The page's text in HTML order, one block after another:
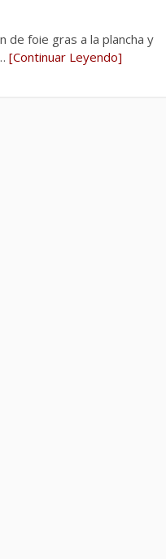
de foie gras a la plancha y
[Continuar Leyendo]